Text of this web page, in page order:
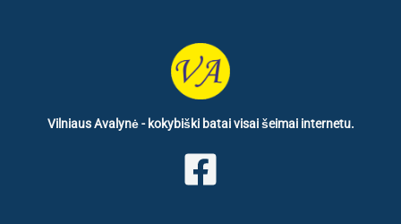
Vilniaus Avalynė - kokybiški batai visai šeimai internetu.